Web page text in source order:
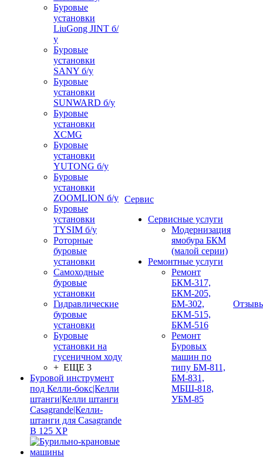
Буровые
установки
LiuGong JINT б/
у
Буровые
установки
SANY б/у
Буровые
установки
SUNWARD б/у
Буровые
установки
XCMG
Буровые
установки
YUTONG б/у
Буровые
установки
ZOOMLION б/у
Буровые
установки
TYSIM б/у
Роторные
буровые
установки
Самоходные
буровые
установки
Гидравлические
буровые
установки
Буровые
установки на
гусеничном ходу
+ ЕЩЕ 3
Буровой инструмент
под Келли-бокс|Келли
штанги|Келли штанги
Casagrande|Келли-
штанги для Casagrande
B 125 XP
Сервис
Сервисные услуги
Модернизация
ямобура БКМ
(малой серии)
Ремонтные услуги
Ремонт
БКМ-317,
БКМ-205,
БМ-302,
БКМ-515,
БКМ-516
Ремонт
Буровых
машин по
типу БМ-811,
БМ-831,
МБШ-818,
УБМ-85